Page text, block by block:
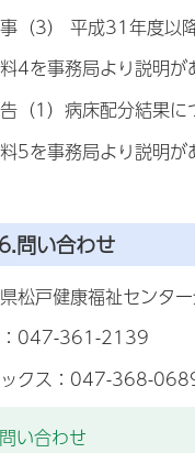
事（3） 平成31年度以
4を事務局より説明が
告（1）病床配分結果に
5を事務局より説明が
6.問い合わせ
松戸健康福祉センタ
：047-361-2139
クス：047-368-
い合わせ